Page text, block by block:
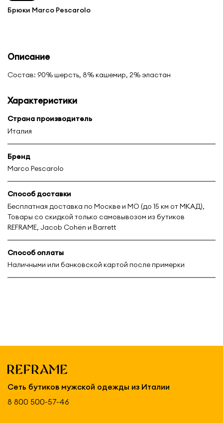
Брюки Marco Pescarolo
Описание
Состав: 90% шерсть, 8% кашемир, 2% эластан
Характеристики
Страна производитель
Италия
Бренд
Marco Pescarolo
Способ доставки
Бесплатная доставка по Москве и МО (до 15 км от МКАД),
Товары со скидкой только самовывозом из бутиков
REFRAME, Jacob Cohën и Barrett
Способ оплаты
Наличными или банковской картой после примерки
Сеть бутиков мужской одежды из Италии
8 800 500-57-46